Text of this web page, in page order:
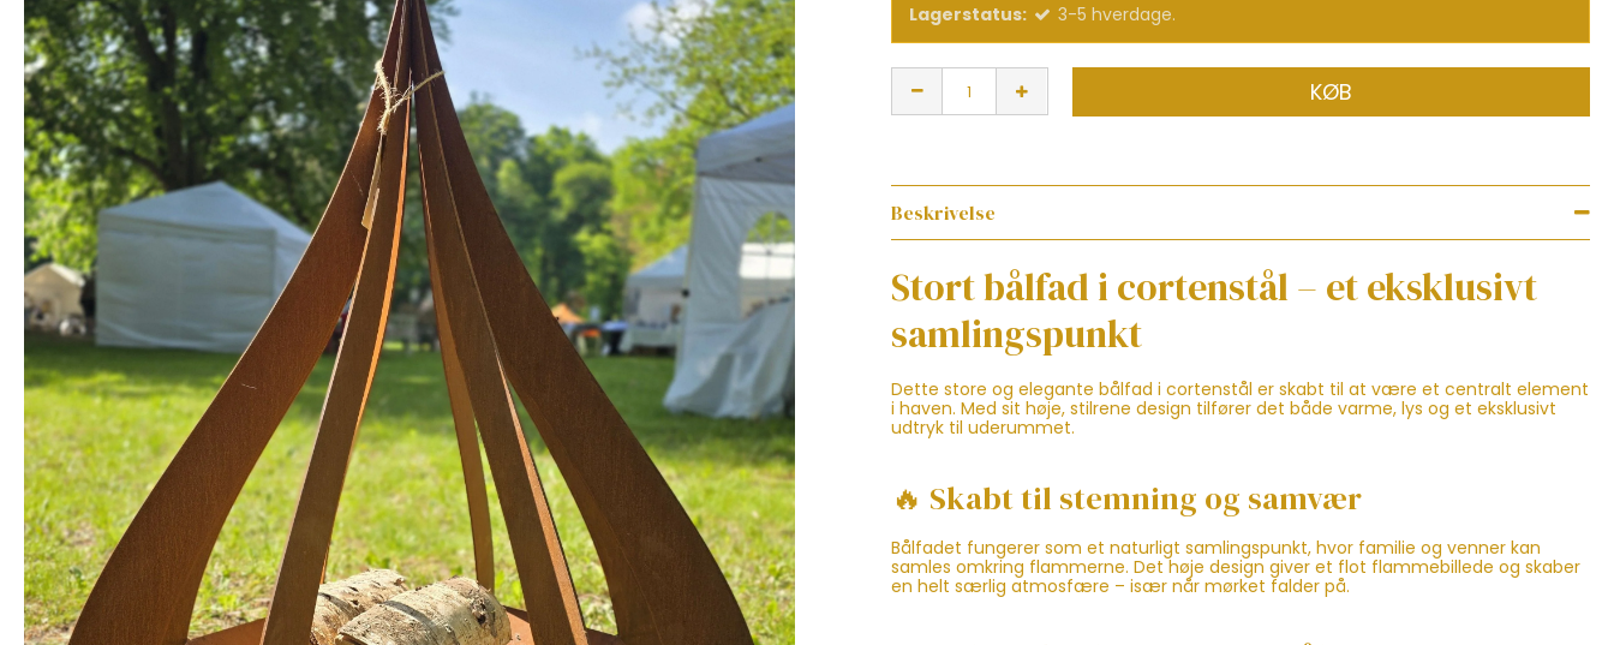
Lagerstatus: 3-5 hverdage.
KØB
Beskrivelse
Stort bålfad i cortenstål – et eksklusivt
samlingspunkt
Dette store og elegante bålfad i cortenstål er skabt til at være et centralt element
i haven. Med sit høje, stilrene design tilfører det både varme, lys og et eksklusivt
udtryk til uderummet.
🔥 Skabt til stemning og samvær
Bålfadet fungerer som et naturligt samlingspunkt, hvor familie og venner kan
samles omkring flammerne. Det høje design giver et flot flammebillede og skaber
en helt særlig atmosfære – især når mørket falder på.